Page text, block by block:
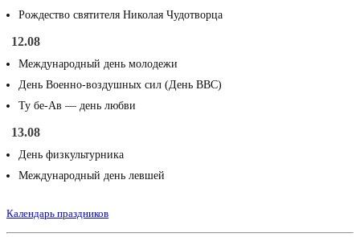
Рождество святителя Николая Чудотворца
12.08
Международный день молодежи
День Военно-воздушных сил (День ВВС)
Ту бе-Ав — день любви
13.08
День физкультурника
Международный день левшей
Календарь праздников